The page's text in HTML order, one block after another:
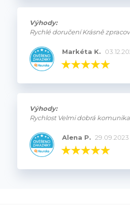
Výhody:
Rychlé doručení Krásně
Markéta K.
Výhody:
Rychlost Velmi dobrá
Alena P. 29.09.2023